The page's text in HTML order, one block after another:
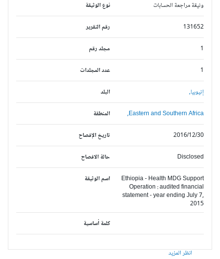
نوع الوثيقة وثيقة مراجعة الحسابات
رقم التقرير 131652
مجلد رقم
عدد المجلدات
البلد إثيوبيا,
المنطقة Eastern and Southern Africa,
تاريخ الإفصاح 2016/12/30
حالة الافصاح Disclosed
اسم الوثيقة
Ethiopia - Health MDG Support
Operation : audited financial
statement - year ending July 7,
2015
كلمة أساسية
انظر المزيد